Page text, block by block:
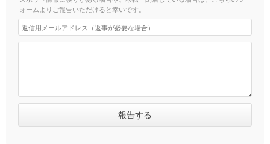
ォームよりご報告いただけると幸いです。